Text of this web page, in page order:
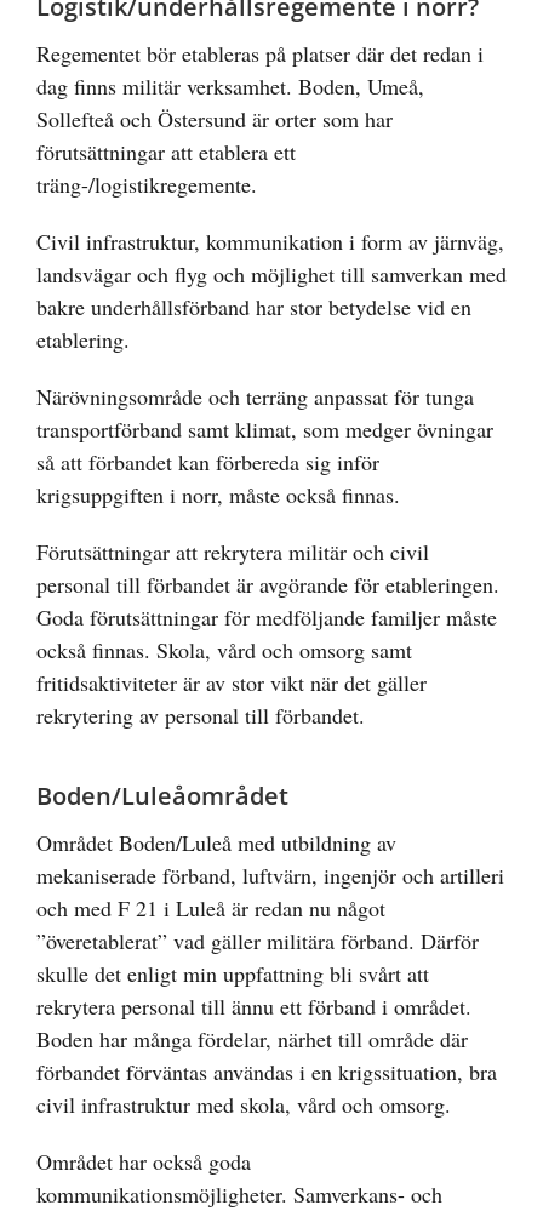
Logistik/underhållsregemente i norr?
Regementet bör etableras på platser där det redan i
dag finns militär verksamhet. Boden, Umeå,
Sollefteå och Östersund är orter som har
förutsättningar att etablera ett
träng-/logistikregemente.
Civil infrastruktur, kommunikation i form av järnväg,
landsvägar och flyg och möjlighet till samverkan med
bakre underhållsförband har stor betydelse vid en
etablering.
Närövningsområde och terräng anpassat för tunga
transportförband samt klimat, som medger övningar
så att förbandet kan förbereda sig inför
krigsuppgiften i norr, måste också finnas.
Förutsättningar att rekrytera militär och civil
personal till förbandet är avgörande för etableringen.
Goda förutsättningar för medföljande familjer måste
också finnas. Skola, vård och omsorg samt
fritidsaktiviteter är av stor vikt när det gäller
rekrytering av personal till förbandet.
Boden/Luleåområdet
Området Boden/Luleå med utbildning av
mekaniserade förband, luftvärn, ingenjör och artilleri
och med F 21 i Luleå är redan nu något
”överetablerat” vad gäller militära förband. Därför
skulle det enligt min uppfattning bli svårt att
rekrytera personal till ännu ett förband i området.
Boden har många fördelar, närhet till område där
förbandet förväntas användas i en krigssituation, bra
civil infrastruktur med skola, vård och omsorg.
Området har också goda
kommunikationsmöjligheter. Samverkans- och